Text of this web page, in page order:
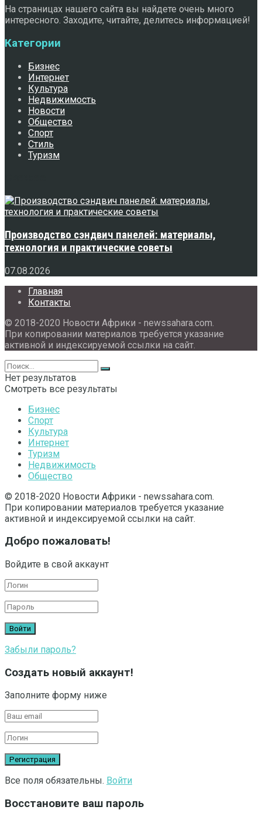
На страницах нашего сайта вы найдете очень много
интересного. Заходите, читайте, делитесь информацией!
Категории
Бизнес
Интернет
Культура
Недвижимость
Новости
Общество
Спорт
Стиль
Туризм
Производство сэндвич панелей: материалы,
технология и практические советы
07.08.2026
Главная
Контакты
© 2018-2020 Новости Африки - newssahara.com.
При копировании материалов требуется указание
активной и индексируемой ссылки на сайт.
Нет результатов
Смотреть все результаты
Бизнес
Спорт
Культура
Интернет
Туризм
Недвижимость
Общество
© 2018-2020 Новости Африки - newssahara.com.
При копировании материалов требуется указание
активной и индексируемой ссылки на сайт.
Добро пожаловать!
Войдите в свой аккаунт
Забыли пароль?
Создать новый аккаунт!
Заполните форму ниже
Все поля обязательны. Войти
Восстановите ваш пароль